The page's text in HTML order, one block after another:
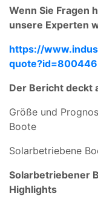
Wenn Sie Fragen
unsere Experten
https://
quote?id=800446
Der Bericht deckt
Größe und
Boote
Solarbetriebene
Solarbetriebener
Highlights